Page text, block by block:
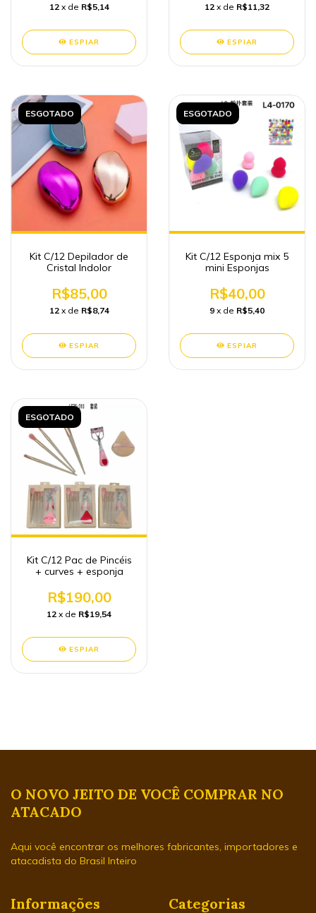
12 x de R$5,14
ESPIAR
12 x de R$11,32
ESPIAR
ESGOTADO
Kit C/12 Depilador de
Cristal Indolor
R$85,00
12 x de R$8,74
ESPIAR
ESGOTADO
Kit C/12 Esponja mix 5
mini Esponjas
R$40,00
9 x de R$5,40
ESPIAR
ESGOTADO
Kit C/12 Pac de Pincéis
+ curves + esponja
R$190,00
12 x de R$19,54
ESPIAR
O NOVO JEITO DE VOCÊ COMPRAR NO
ATACADO
Aqui você encontrar os melhores fabricantes, importadores e
atacadista do Brasil Inteiro
Informações Categorias